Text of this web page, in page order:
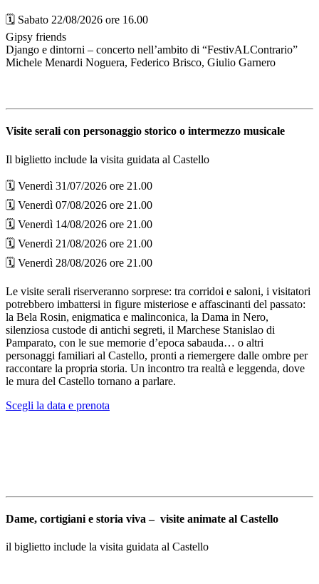
🗓️ Sabato 22/08/2026 ore 16.00
Gipsy friends
Django e dintorni – concerto nell’ambito di “FestivALContrario”
Michele Menardi Noguera, Federico Brisco, Giulio Garnero
Visite serali con personaggio storico o intermezzo musicale
Il biglietto include la visita guidata al Castello
🗓️ Venerdì 31/07/2026 ore 21.00
🗓️ Venerdì 07/08/2026 ore 21.00
🗓️ Venerdì 14/08/2026 ore 21.00
🗓️ Venerdì 21/08/2026 ore 21.00
🗓️ Venerdì 28/08/2026 ore 21.00
Le visite serali riserveranno sorprese: tra corridoi e saloni, i visitatori
potrebbero imbattersi in figure misteriose e affascinanti del passato:
la Bela Rosin, enigmatica e malinconica, la Dama in Nero,
silenziosa custode di antichi segreti, il Marchese Stanislao di
Pamparato, con le sue memorie d’epoca sabauda… o altri
personaggi familiari al Castello, pronti a riemergere dalle ombre per
raccontare la propria storia. Un incontro tra realtà e leggenda, dove
le mura del Castello tornano a parlare.
Scegli la data e prenota
Dame, cortigiani e storia viva – visite animate al Castello
il biglietto include la visita guidata al Castello